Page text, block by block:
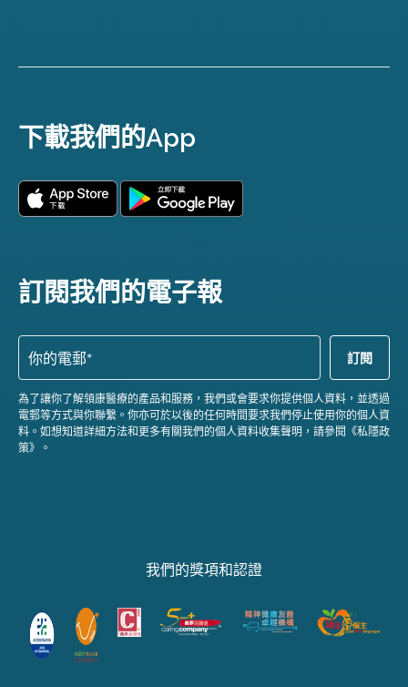
下載我們的App
訂閱我們的電子報
為了讓你了解領康醫療的產品和服務，我們或會要求你提供個人資料，並透過
電郵等方式與你聯繫。你亦可於以後的任何時間要求我們停止使用你的個人資
料。如想知道詳細方法和更多有關我們的個人資料收集聲明，請參閱《私隱政
策》。
我們的獎項和認證